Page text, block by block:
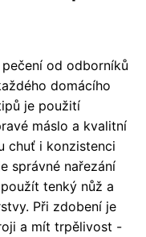
od odborníků
domácího
je použití
máslo a kvalitní
chuť i konzistenci
správné nařezání
tenký nůž a
Při zdobení je
a mít trpělivost -